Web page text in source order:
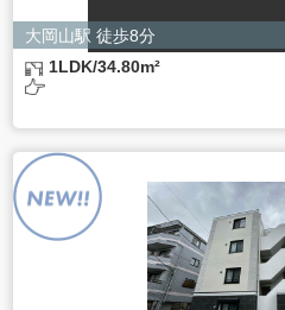
受付時間：平日10：30～17：
よるものです。
ただし、必要な項目をいただ
きない場合があります。
大岡山駅 徒歩8分
1LDK/34.80m²